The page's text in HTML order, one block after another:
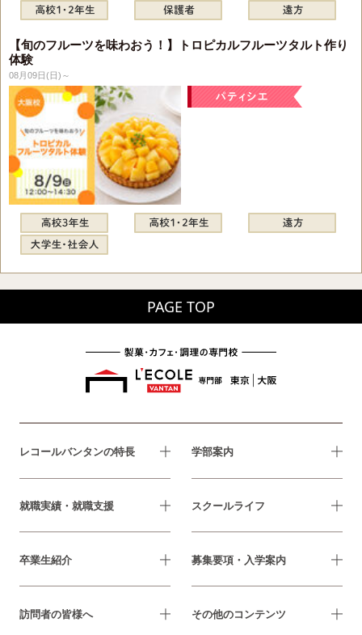
【旬のフルーツを味わおう！】トロピカルフルーツタルト作り
体験
08月09日(日)～
PAGE TOP
レコールバンタンの特長 学部案内
就職実績・就職支援 スクールライフ
卒業生紹介 募集要項・入学案内
訪問者の皆様へ その他のコンテンツ